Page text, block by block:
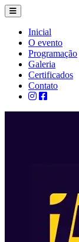
Inicial
O evento
Programação
Galeria
Certificados
Contato